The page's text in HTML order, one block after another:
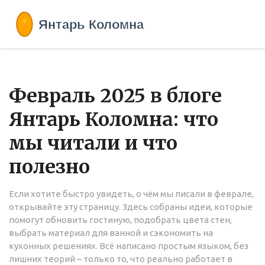
Февраль 2025 в блоге
Янтарь Коломна: что
мы читали и что
полезно
Если хотите быстро увидеть, о чём мы писали в феврале,
открывайте эту страницу. Здесь собраны идеи, которые
помогут обновить гостиную, подобрать цвета стен,
выбрать материал для ванной и сэкономить на
кухонных решениях. Всё написано простым языком, без
лишних теорий – только то, что реально работает в